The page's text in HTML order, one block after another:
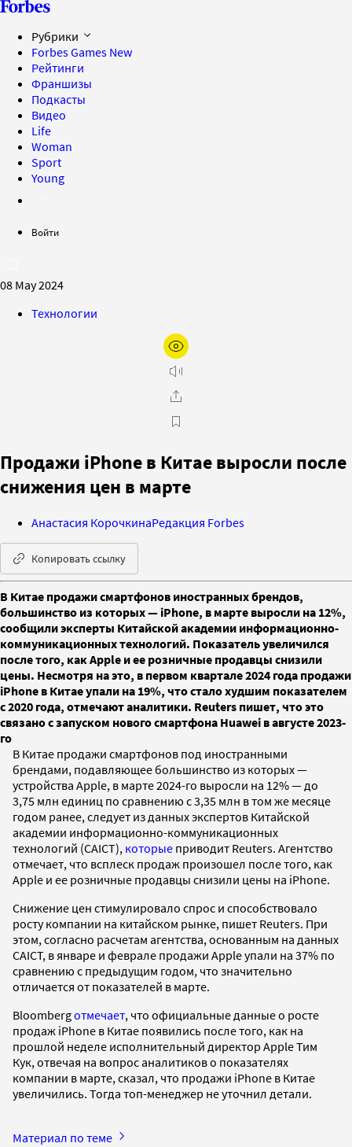
Рубрики
Forbes Games New
Рейтинги
Франшизы
Подкасты
Видео
Life
Woman
Sport
Young
Войти
08 May 2024
Технологии
Продажи iPhone в Китае выросли после
снижения цен в марте
Анастасия КорочкинаРедакция Forbes
Копировать ссылку
В Китае продажи смартфонов иностранных брендов,
большинство из которых — iPhone, в марте выросли на 12%,
сообщили эксперты Китайской академии информационно-
коммуникационных технологий. Показатель увеличился
после того, как Apple и ее розничные продавцы снизили
цены. Несмотря на это, в первом квартале 2024 года продажи
iPhone в Китае упали на 19%, что стало худшим показателем
с 2020 года, отмечают аналитики. Reuters пишет, что это
связано с запуском нового смартфона Huawei в августе 2023-
го
В Китае продажи смартфонов под иностранными
брендами, подавляющее большинство из которых —
устройства Apple, в марте 2024-го выросли на 12% — до
3,75 млн единиц по сравнению с 3,35 млн в том же месяце
годом ранее, следует из данных экспертов Китайской
академии информационно-коммуникационных
технологий (CAICT), которые приводит Reuters. Агентство
отмечает, что всплеск продаж произошел после того, как
Apple и ее розничные продавцы снизили цены на iPhone.
Снижение цен стимулировало спрос и способствовало
росту компании на китайском рынке, пишет Reuters. При
этом, согласно расчетам агентства, основанным на данных
CAICT, в январе и феврале продажи Apple упали на 37% по
сравнению с предыдущим годом, что значительно
отличается от показателей в марте.
Bloombergотмечает, что официальные данные о росте
продаж iPhone в Китае появились после того, как на
прошлой неделе исполнительный директор Apple Тим
Кук, отвечая на вопрос аналитиков о показателях
компании в марте, сказал, что продажи iPhone в Китае
увеличились. Тогда топ-менеджер не уточнил детали.
Материал по теме